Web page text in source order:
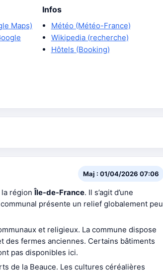
Maps)
Infos
Météo (Météo-France)
Wikipedia (recherche)
Hôtels (Booking)
Maj : 01/04/2026 07:06
la régionÎle-de-France. Il s’agit d’une
présente un relief globalement peu
et religieux. La commune dispose
des fermes anciennes. Certains bâtiments
pas disponibles ici.
de la Beauce. Les cultures céréalières